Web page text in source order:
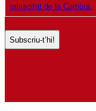
d
privacitat de la Cambra.